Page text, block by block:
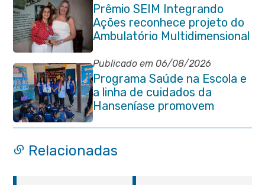
Prêmio SEIM Integrando
Ações reconhece projeto do
Ambulatório Multidimensional
da Pessoa Idosa de Itaboraí
Publicado em 06/08/2026
Programa Saúde na Escola e
a linha de cuidados da
Hanseníase promovem
conscientização sobre
hanseníase na E.M Adelaide
de Magalhães Seabra
Relacionadas